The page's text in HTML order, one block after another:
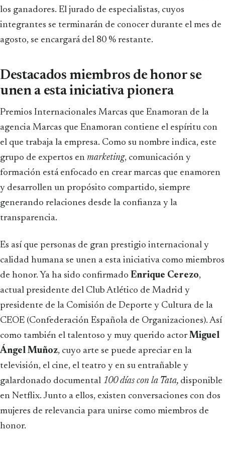
los ganadores. El jurado de especialistas, cuyos
integrantes se terminarán de conocer durante el mes de
agosto, se encargará del 80 % restante.
Destacados miembros de honor se
unen a esta iniciativa pionera
Premios Internacionales Marcas que Enamoran de la
agencia Marcas que Enamoran contiene el espíritu con
el que trabaja la empresa. Como su nombre indica, este
grupo de expertos en marketing, comunicación y
formación está enfocado en crear marcas que enamoren
y desarrollen un propósito compartido, siempre
generando relaciones desde la confianza y la
transparencia.
Es así que personas de gran prestigio internacional y
calidad humana se unen a esta iniciativa como miembros
de honor. Ya ha sido confirmado Enrique Cerezo,
actual presidente del Club Atlético de Madrid y
presidente de la Comisión de Deporte y Cultura de la
CEOE (Confederación Española de Organizaciones). Así
como también el talentoso y muy querido actorMiguel
Ángel Muñoz, cuyo arte se puede apreciar en la
televisión, el cine, el teatro y en su entrañable y
galardonado documental 100 días con la Tata, disponible
en Netflix. Junto a ellos, existen conversaciones con dos
mujeres de relevancia para unirse como miembros de
honor.